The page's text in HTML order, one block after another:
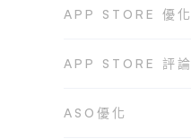
APP STORE 優化
APP STORE 評論
ASO優化